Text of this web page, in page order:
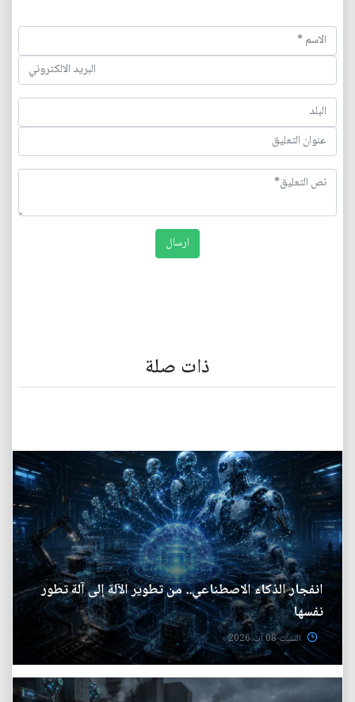
ذات صلة
انفجار الذكاء الاصطناعي.. من تطوير الآلة إلى آلة تطور
نفسها
السبت 08 آب 2026